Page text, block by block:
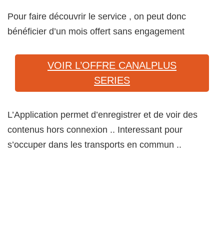
Pour faire découvrir le service , on peut donc
bénéficier d’un mois offert sans engagement
VOIR L’OFFRE CANALPLUS
SERIES
L’Application permet d’enregistrer et de voir des
contenus hors connexion .. Interessant pour
s’occuper dans les transports en commun ..